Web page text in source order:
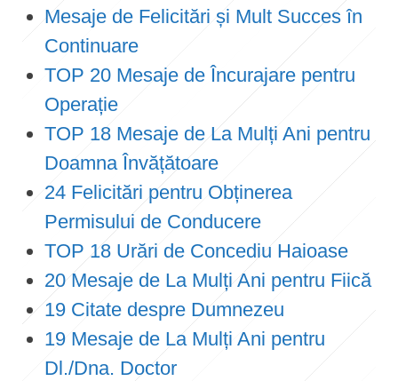
Mesaje de Felicitări și Mult Succes în
Continuare
TOP 20 Mesaje de Încurajare pentru
Operație
TOP 18 Mesaje de La Mulți Ani pentru
Doamna Învățătoare
24 Felicitări pentru Obținerea
Permisului de Conducere
TOP 18 Urări de Concediu Haioase
20 Mesaje de La Mulți Ani pentru Fiică
19 Citate despre Dumnezeu
19 Mesaje de La Mulți Ani pentru
Dl./Dna. Doctor